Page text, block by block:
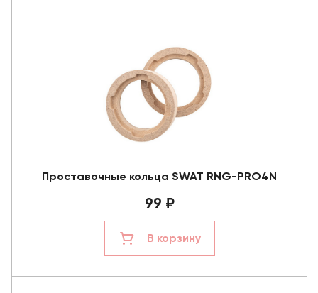
Проставочные кольца SWAT RNG-PRO4N
99 ₽
В корзину